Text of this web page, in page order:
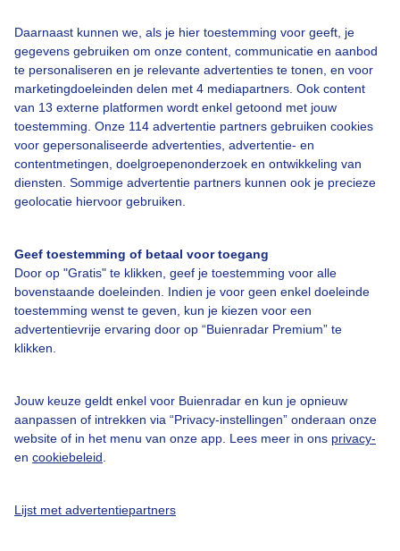
Daarnaast kunnen we, als je hier toestemming voor geeft, je
gegevens gebruiken om onze content, communicatie en aanbod
te personaliseren en je relevante advertenties te tonen, en voor
marketingdoeleinden delen met 4 mediapartners. Ook content
van 13 externe platformen wordt enkel getoond met jouw
toestemming. Onze 114 advertentie partners gebruiken cookies
voor gepersonaliseerde advertenties, advertentie- en
contentmetingen, doelgroepenonderzoek en ontwikkeling van
diensten. Sommige advertentie partners kunnen ook je precieze
geolocatie hiervoor gebruiken.
Geef toestemming of betaal voor toegang
Door op "Gratis" te klikken, geef je toestemming voor alle
bovenstaande doeleinden. Indien je voor geen enkel doeleinde
toestemming wenst te geven, kun je kiezen voor een
advertentievrije ervaring door op “Buienradar Premium” te
klikken.
Jouw keuze geldt enkel voor Buienradar en kun je opnieuw
aanpassen of intrekken via “Privacy-instellingen” onderaan onze
website of in het menu van onze app. Lees meer in ons privacy-
en cookiebeleid
Lijst met advertentiepartners
Veelgestelde vragen
Contact
Toegankelijkheid
Gebruikersvoorwaarden
Adverteren
Buienradar Team
Cookie beleid
Privacy instellingen
Gratis weerdata
@BuienradarNL
Buienradar